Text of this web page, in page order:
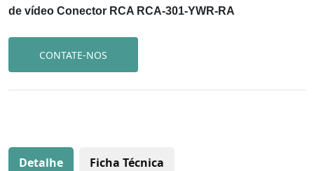
de vídeo Conector RCA RCA-301-YWR-RA
CONTATE-NOS
Detalhe Ficha Técnica